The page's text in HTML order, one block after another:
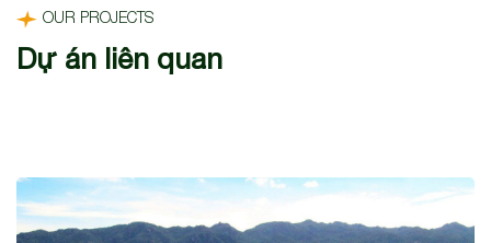
OUR PROJECTS
Dự án liên quan